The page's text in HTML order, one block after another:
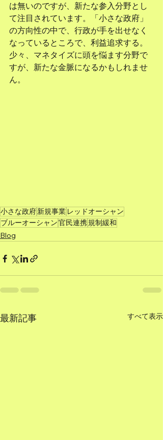
は無いのですが、新たな参入分野とし
て注目されています。「小さな政府」
の方向性の中で、行政が手を出せなく
なっているところで、利益追求する。
少々、マネタイズに頭を悩ます分野で
すが、新たな金脈になるかもしれませ
ん。
小さな政府新規事業 レッドオーシャン
ブルーオーシャン官民連携規制緩和
Blog
最新記事 すべて表示